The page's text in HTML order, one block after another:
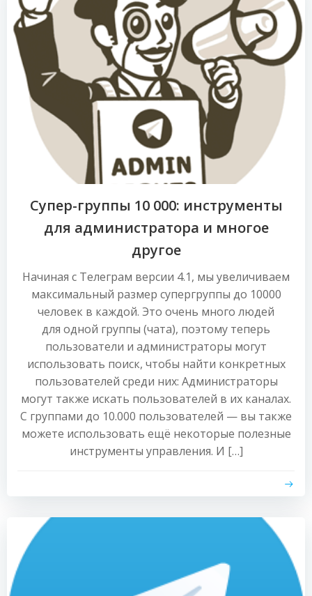
Супер-группы 10 000: инструменты
для администратора и многое
другое
Начиная с Телеграм версии 4.1, мы увеличиваем
максимальный размер супергруппы до 10000
человек в каждой. Это очень много людей
для одной группы (чата), поэтому теперь
пользователи и администраторы могут
использовать поиск, чтобы найти конкретных
пользователей среди них: Администраторы
могут также искать пользователей в их каналах.
С группами до 10.000 пользователей — вы также
можете использовать ещё некоторые полезные
инструменты управления. И […]